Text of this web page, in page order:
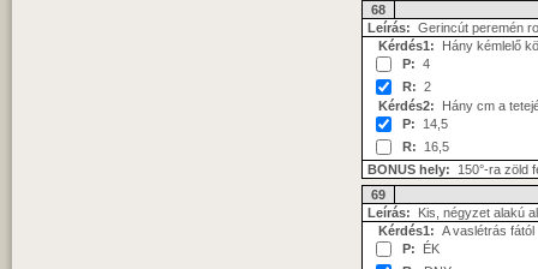
68
Leírás: Gerincút peremén
Kérdés1: Hány kémlelő
P: 4
R: 2
Kérdés2: Hány cm a
P: 14,5
R: 16,5
BONUS hely: 150°-ra zöld
69
Leírás: Kis, négyzet alakú
Kérdés1: A vaslétrás
P: ÉK